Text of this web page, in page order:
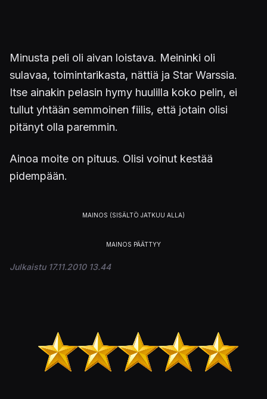
Minusta peli oli aivan loistava. Meininki oli
sulavaa, toimintarikasta, nättiä ja Star Warssia.
Itse ainakin pelasin hymy huulilla koko pelin, ei
tullut yhtään semmoinen fiilis, että jotain olisi
pitänyt olla paremmin.
Ainoa moite on pituus. Olisi voinut kestää
pidempään.
Julkaistu 17.11.2010 13.44